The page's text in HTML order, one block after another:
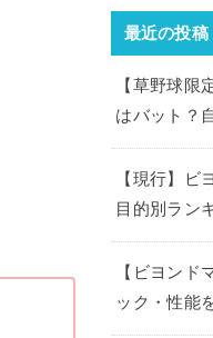
最近の投稿
【草野球限
はバット？
【現行】ビ
目的別ラン
【ビヨンド
ック・性能